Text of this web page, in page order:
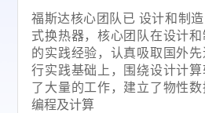
福斯达核心团队已 设计和制
式换热器，核心团队在设计
的实践经验，认真吸取国外
行实践基础上，围绕设计计
了大量的工作，建立了物性
编程及计算